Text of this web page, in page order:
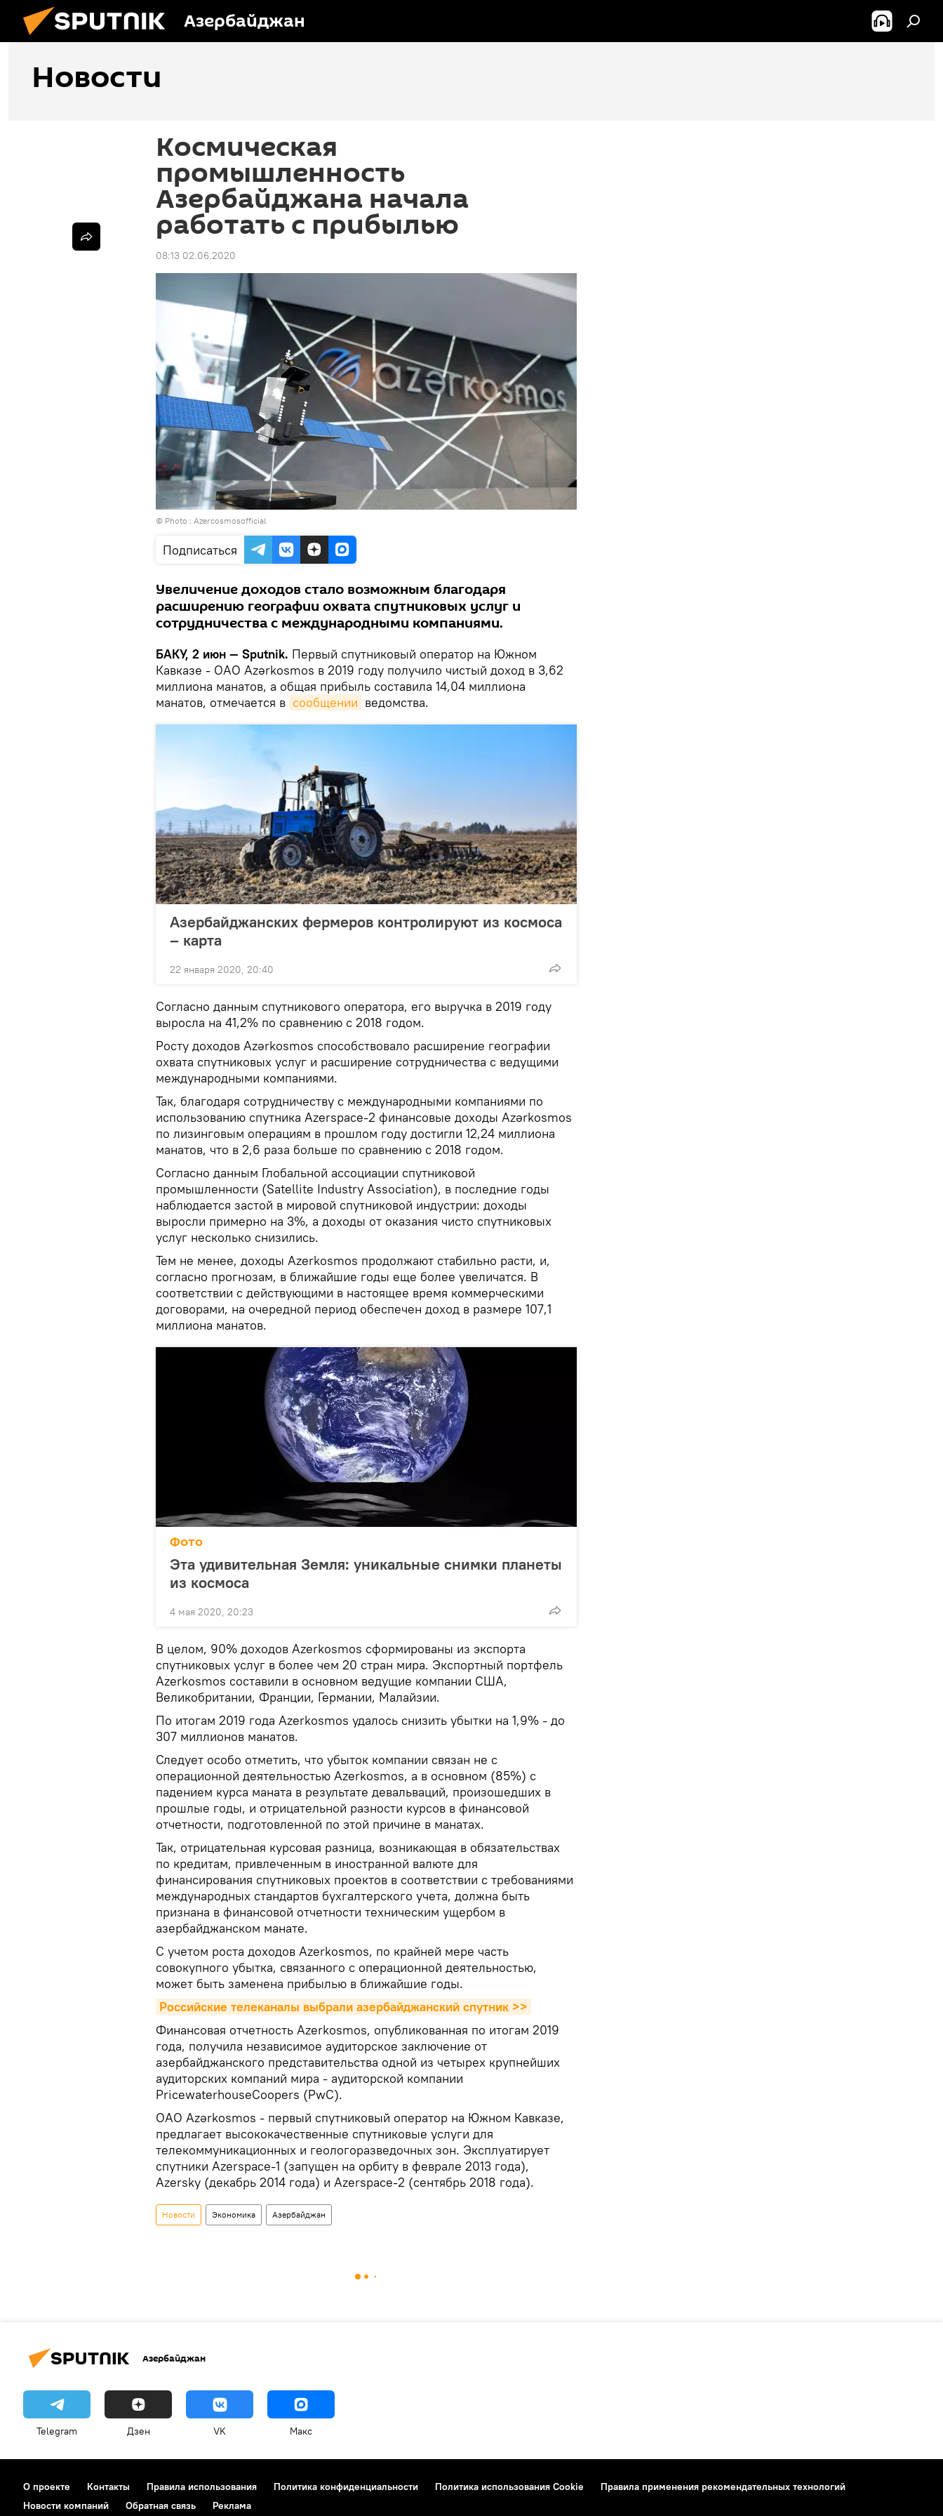
Азербайджан
Новости
Космическая
промышленность
Азербайджана начала
работать с прибылью
08:13 02.06.2020
© Photo : Azercosmosofficial
Подписаться
Увеличение доходов стало возможным благодаря
расширению географии охвата спутниковых услуг и
сотрудничества с международными компаниями.
БАКУ, 2 июн — Sputnik. Первый спутниковый оператор на Южном
Кавказе - ОАО Azərkosmos в 2019 году получило чистый доход в 3,62
миллиона манатов, а общая прибыль составила 14,04 миллиона
манатов, отмечается в сообщении ведомства.
Азербайджанских фермеров контролируют из космоса
– карта
22 января 2020, 20:40
Согласно данным спутникового оператора, его выручка в 2019 году
выросла на 41,2% по сравнению с 2018 годом.
Росту доходов Azərkosmos способствовало расширение географии
охвата спутниковых услуг и расширение сотрудничества с ведущими
международными компаниями.
Так, благодаря сотрудничеству с международными компаниями по
использованию спутника Azerspace-2 финансовые доходы Azərkosmos
по лизинговым операциям в прошлом году достигли 12,24 миллиона
манатов, что в 2,6 раза больше по сравнению с 2018 годом.
Согласно данным Глобальной ассоциации спутниковой
промышленности (Satellite Industry Association), в последние годы
наблюдается застой в мировой спутниковой индустрии: доходы
выросли примерно на 3%, а доходы от оказания чисто спутниковых
услуг несколько снизились.
Тем не менее, доходы Azerkosmos продолжают стабильно расти, и,
согласно прогнозам, в ближайшие годы еще более увеличатся. В
соответствии с действующими в настоящее время коммерческими
договорами, на очередной период обеспечен доход в размере 107,1
миллиона манатов.
Фото
Эта удивительная Земля: уникальные снимки планеты
из космоса
4 мая 2020, 20:23
В целом, 90% доходов Azerkosmos сформированы из экспорта
спутниковых услуг в более чем 20 стран мира. Экспортный портфель
Azerkosmos составили в основном ведущие компании США,
Великобритании, Франции, Германии, Малайзии.
По итогам 2019 года Azerkosmos удалось снизить убытки на 1,9% - до
307 миллионов манатов.
Следует особо отметить, что убыток компании связан не с
операционной деятельностью Azerkosmos, а в основном (85%) с
падением курса маната в результате девальваций, произошедших в
прошлые годы, и отрицательной разности курсов в финансовой
отчетности, подготовленной по этой причине в манатах.
Так, отрицательная курсовая разница, возникающая в обязательствах
по кредитам, привлеченным в иностранной валюте для
финансирования спутниковых проектов в соответствии с требованиями
международных стандартов бухгалтерского учета, должна быть
признана в финансовой отчетности техническим ущербом в
азербайджанском манате.
С учетом роста доходов Azerkosmos, по крайней мере часть
совокупного убытка, связанного с операционной деятельностью,
может быть заменена прибылью в ближайшие годы.
Российские телеканалы выбрали азербайджанский спутник >>
Финансовая отчетность Azerkosmos, опубликованная по итогам 2019
года, получила независимое аудиторское заключение от
азербайджанского представительства одной из четырех крупнейших
аудиторских компаний мира - аудиторской компании
PricewaterhouseCoopers (PwC).
ОАО Azərkosmos - первый спутниковый оператор на Южном Кавказе,
предлагает высококачественные спутниковые услуги для
телекоммуникационных и геологоразведочных зон. Эксплуатирует
спутники Azerspace-1 (запущен на орбиту в феврале 2013 года),
Azersky (декабрь 2014 года) и Azerspace-2 (сентябрь 2018 года).
Новости Экономика Азербайджан
Азербайджан
Telegram Дзен VK Макс
О проекте Контакты Правила использования Политика конфиденциальности Политика использования Cookie
Правила применения рекомендательных технологий
Новости компаний
Обратная связь Реклама